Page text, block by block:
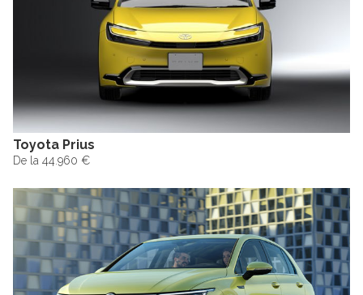
Toyota Prius
De la 44.960 €